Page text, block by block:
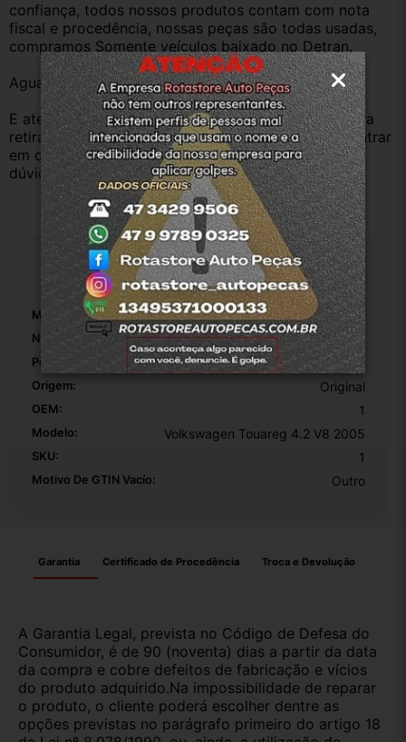
confiança, todos nossos produtos contam com nota
fiscal e procedência, nossas peças são todas usadas,
compramos Somente veículos baixado no Detran.
Aguardamos sua pergunta ou compra.
E atenderemos o quanto antes, caso o cliente prefira
retirar na nossa loja física também aceitamos, só entrar
em contato com a equipe Rotasul e tiramos suas
dúvidas.
Especificações
Marca: Volkswagen
Número De Peça: 7l691211
Posição Do Airbag: Motorista
Origem: Original
OEM: 1
Modelo: Volkswagen Touareg 4.2 V8 2005
SKU: 1
Motivo De GTIN Vacío: Outro
Garantia Certificado de Procedência Troca e Devolução
A Garantia Legal, prevista no Código de Defesa do
Consumidor, é de 90 (noventa) dias a partir da data
da compra e cobre defeitos de fabricação e vícios
do produto adquirido.Na impossibilidade de reparar
o produto, o cliente poderá escolher dentre as
opções previstas no parágrafo primeiro do artigo 18